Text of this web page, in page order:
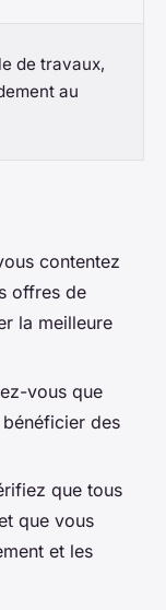
de travaux,
au
contentez
offres de
la meilleure
vous que
bénéficier des
que tous
que vous
et les